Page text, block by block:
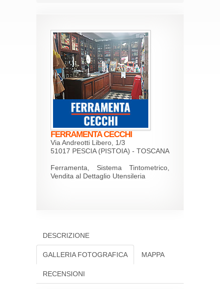
FERRAMENTA CECCHI
Via Andreotti Libero, 1/3
51017 PESCIA (PISTOIA) - TOSCANA
Ferramenta, Sistema Tintometrico,
Vendita al Dettaglio Utensileria
DESCRIZIONE
GALLERIA FOTOGRAFICA MAPPA
RECENSIONI